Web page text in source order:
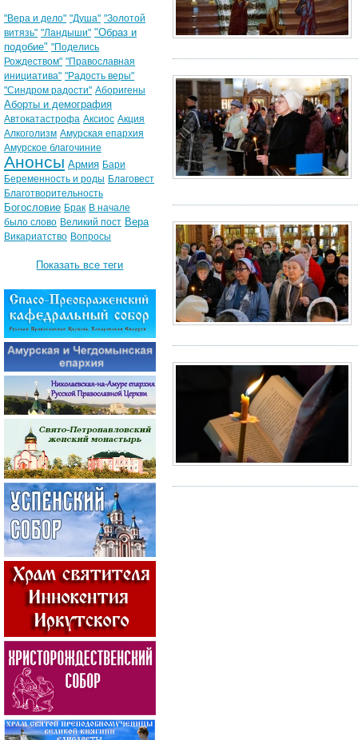
"Вера и дело" "Душа" "Золотой
витязь" "Ландыши" "Образ и
подобие" "Поделись
Рождеством" "Православная
инициатива" "Радость веры"
"Синдром радости" Аборигены
Аборты и демография
Автокатастрофа Аксиос Акция
Алкоголизм Амурская епархия
Амурское благочиние
Анонсы Армия Бари
Беременность и роды Благовест
Благотворительность
Богословие Брак В начале
было слово Великий пост Вера
Викариатство Вопросы
Показать все теги